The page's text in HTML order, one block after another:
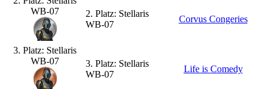
WB-07
2. Platz: Stellaris
WB-07
Corvus Congeries
3. Platz: Stellaris
WB-07
3. Platz: Stellaris
WB-07
Life is Comedy